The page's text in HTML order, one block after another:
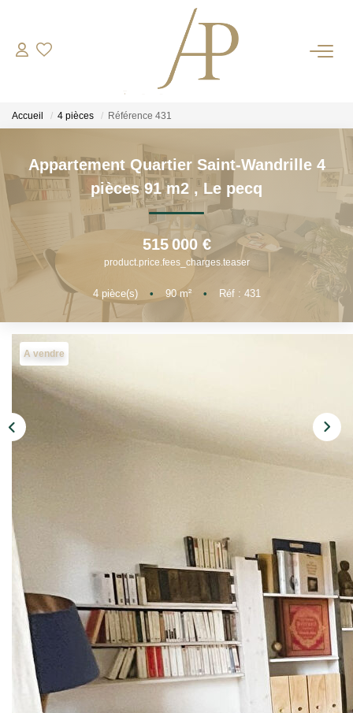
RECRUTEMENT
ACHETER
LOUER
ESTIMER
Votre Bien
NOS AGENCES
Barème Des Honoraires
EN
Accueil 4 pièces Référence 431
Appartement Quartier Saint-Wandrille 4
pièces 91 m2 , Le pecq
515 000 €
product.price.fees_charges.teaser
4pièce(s) • 90m² • Réf : 431
A vendre
Description
Réf : 431
A seulement 15 minutes à pied du RER de Saint -Germain-
en-Laye, bel appartement traversant de 91 m² avec